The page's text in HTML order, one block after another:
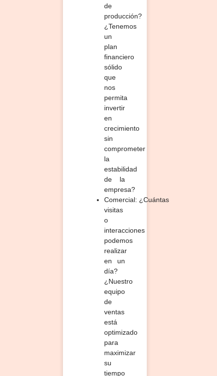
de
producción?
¿Tenemos
un
plan
financiero
sólido
que
nos
permita
invertir
en
crecimiento
sin
comprometer
la
estabilidad
de la
empresa?
Comercial: ¿Cuántas
visitas
o
interacciones
podemos
realizar
en un
día?
¿Nuestro
equipo
de
ventas
está
optimizado
para
maximizar
su
tiempo